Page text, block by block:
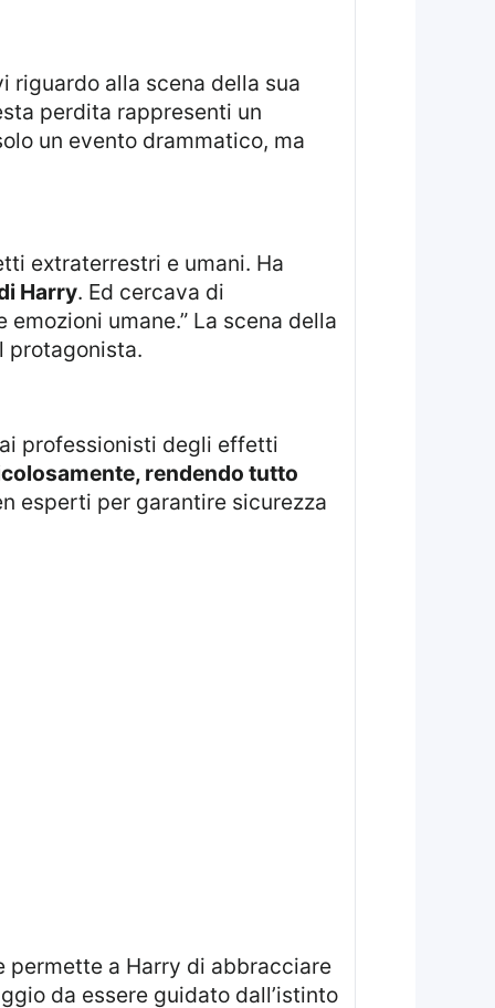
perdita rappresenti un
un evento drammatico, ma
Harry. Ed cercava di
umane.” La scena della
protagonista.
rendendo tutto
esperti per garantire sicurezza
da essere guidato dall’istinto